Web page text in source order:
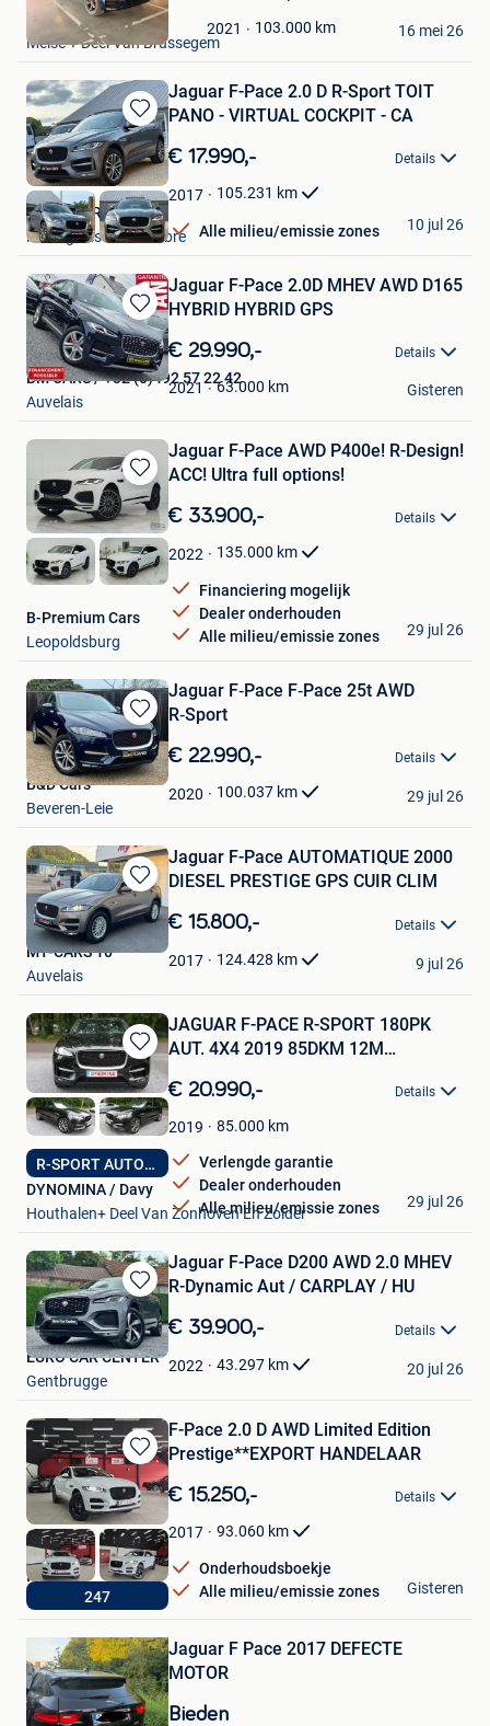
in
Mijn
Favorieten
2021 103.000 km
Arment
Meise + Deel Van Brussegem
16 mei 26
Bewaren
in
Mijn
Favorieten
Jaguar F-Pace 2.0 D R-Sport TOIT
PANO - VIRTUAL COCKPIT - CA
€ 17.990,- Details
2017 105.231 km
Alle milieu/emissie zones
BE MOTORS
Montignies-Sur-Sambre
10 jul 26
Bewaren
in
Mijn
Favorieten
Jaguar F-Pace 2.0D MHEV AWD D165
HYBRID HYBRID GPS
€ 29.990,- Details
2021 63.000 km
BM CARS / +32 (0)492 57 22 42
Auvelais
Gisteren
Bewaren
in
Mijn
Favorieten
Jaguar F-Pace AWD P400e! R-Design!
ACC! Ultra full options!
€ 33.900,- Details
2022 135.000 km
Financiering mogelijk
Dealer onderhouden
Alle milieu/emissie zones
B-Premium Cars
Leopoldsburg
29 jul 26
Bewaren
in
Mijn
Favorieten
Jagu­ar F‑Pace F‑Pace 25t AWD
R‑Sport
€ 22.990,- Details
2020 100.037 km
B&D Cars
Beveren-Leie
29 jul 26
Bewaren
in
Mijn
Favorieten
Jaguar F-Pace AUTOMATIQUE 2000
DIESEL PRESTIGE GPS CUIR CLIM
€ 15.800,- Details
2017 124.428 km
MY-CARS 10
Auvelais
9 jul 26
Bewaren
in
Mijn
Favorieten
R-SPORT AUTOMAAT
JAGUAR F-PACE R-SPORT 180PK
AUT. 4X4 2019 85DKM 12M
€ 20.990,- Details
2019 85.000 km
Verlengde garantie
Dealer onderhouden
Alle milieu/emissie zones
DYNOMINA / Davy
Houthalen+ Deel Van Zonhoven En Zolder
29 jul 26
Bewaren
in
Mijn
Favorieten
Jaguar F-Pace D200 AWD 2.0 MHEV
R-Dynamic Aut / CARPLAY / HU
€ 39.900,- Details
2022 43.297 km
EURO CAR CENTER
Gentbrugge
20 jul 26
Bewaren
in
Mijn
Favorieten
247
F-Pace 2.0 D AWD Limited Edition
Prestige**EXPORT HANDELAAR
€ 15.250,- Details
2017 93.060 km
Onderhoudsboekje
Alle milieu/emissie zones
IFCARS
Diest
Gisteren
in
Mijn
Favorieten
Jaguar F Pace 2017 DEFECTE
MOTOR
Bieden